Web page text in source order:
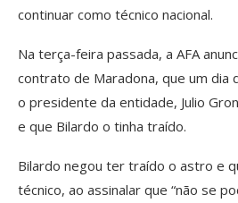
continuar como técnico nacional.
Na terça-feira passada, a AFA
contrato de Maradona, que um dia
o presidente da entidade, Julio
e que Bilardo o tinha traído.
Bilardo negou ter traído o astro e
técnico, ao assinalar que “não se